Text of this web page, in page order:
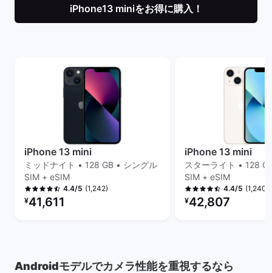
iPhone13 miniをお得に購入！
iPhone 13 mini
ミッドナイト • 128 GB • シングル
SIM + eSIM
4.4/5 (1,242)
リファービッシュ品の価格：
¥41,611
iPhone 13 mini
スターライト • 128
SIM + eSIM
4.4/5 (1,240)
リファービッシュ品の
¥42,807
Androidモデルでカメラ性能を重視するなら